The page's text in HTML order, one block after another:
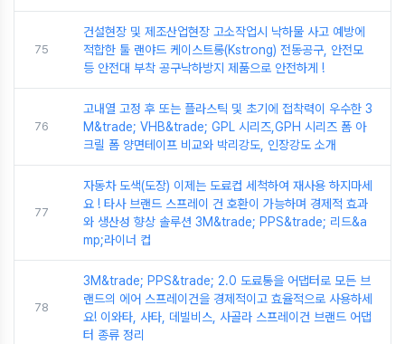
75
건설현장 및 제조산업현장 고소작업시 낙하물 사고 예방에
적합한 툴 랜야드 케이스트롱(Kstrong) 전동공구, 안전모
등 안전대 부착 공구낙하방지 제품으로 안전하게 !
76
고내열 고정 후 또는 플라스틱 및 초기에 접착력이 우수한 3
M&trade; VHB&trade; GPL 시리즈,GPH 시리즈 폼 아
크릴 폼 양면테이프 비교와 박리강도, 인장강도 소개
77
자동차 도색(도장) 이제는 도료컵 세척하여 재사용 하지마세
요 ! 타사 브랜드 스프레이 건 호환이 가능하며 경제적 효과
와 생산성 향상 솔루션 3M&trade; PPS&trade; 리드&a
mp;라이너 컵
78
3M&trade; PPS&trade; 2.0 도료통을 어댑터로 모든 브
랜드의 에어 스프레이건을 경제적이고 효율적으로 사용하세
요! 이와타, 사타, 데빌비스, 사골라 스프레이건 브랜드 어댑
터 종류 정리